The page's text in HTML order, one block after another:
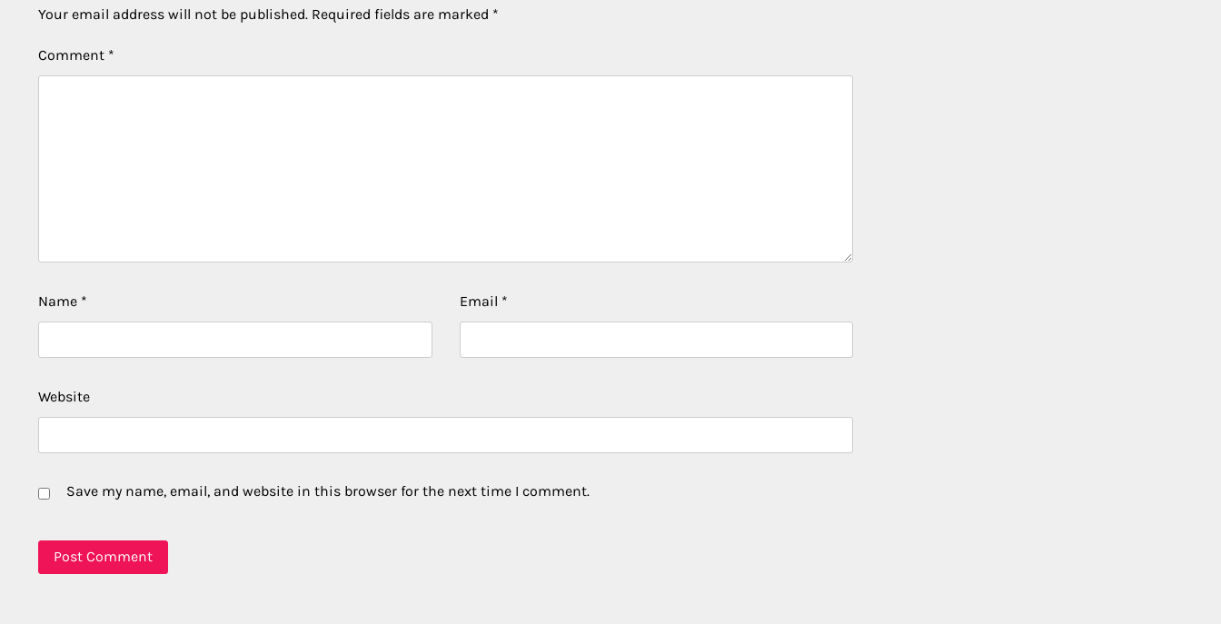
Your email address will not be published. Required fields are marked *
Comment *
Name * Email *
Website
Save my name, email, and website in this browser for the next time I comment.